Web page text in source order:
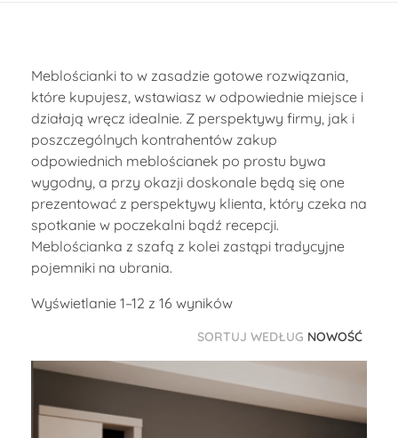
Meblościanki to w zasadzie gotowe rozwiązania,
które kupujesz, wstawiasz w odpowiednie miejsce i
działają wręcz idealnie. Z perspektywy firmy, jak i
poszczególnych kontrahentów zakup
odpowiednich meblościanek po prostu bywa
wygodny, a przy okazji doskonale będą się one
prezentować z perspektywy klienta, który czeka na
spotkanie w poczekalni bądź recepcji.
Meblościanka z szafą z kolei zastąpi tradycyjne
pojemniki na ubrania.
Wyświetlanie 1–12 z 16 wyników
SORTUJ WEDŁUG NOWOŚĆ